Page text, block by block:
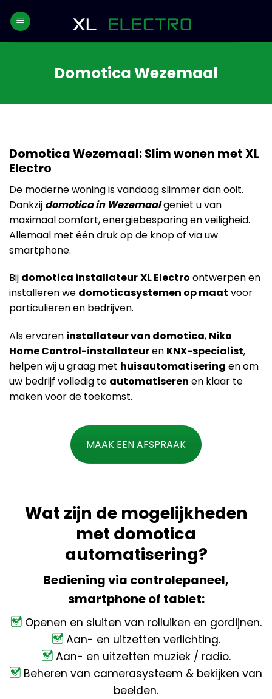
Domotica Wezemaal
Domotica Wezemaal: Slim wonen met XL
Electro
De moderne woning is vandaag slimmer dan ooit.
Dankzij domotica in Wezemaalgeniet u van
maximaal comfort, energiebesparing en veiligheid.
Allemaal met één druk op de knop of via uw
smartphone.
Bij domotica installateurXL Electro ontwerpen en
installeren we domoticasystemen op maat voor
particulieren en bedrijven.
Als ervaren installateur van domotica, Niko
Home Control-installateuren KNX-specialist,
helpen wij u graag met huisautomatisering en om
uw bedrijf volledig te automatiseren en klaar te
maken voor de toekomst.
MAAK EEN AFSPRAAK
Wat zijn de mogelijkheden
met domotica
automatisering?
Bediening via controlepaneel,
smartphone of tablet:
Openen en sluiten van rolluiken en gordijnen.
Aan- en uitzetten verlichting.
Aan- en uitzetten muziek / radio.
Beheren van camerasysteem & bekijken van
beelden.